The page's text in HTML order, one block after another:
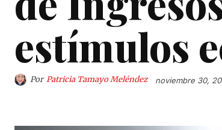
estímulos
Por Patricia Tamayo Meléndez noviembre 30,